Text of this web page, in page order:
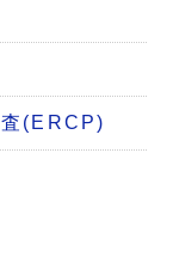
査(ERCP)